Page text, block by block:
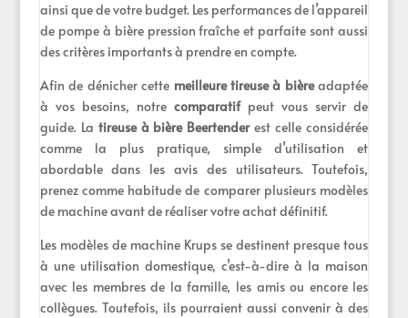
ainsi que de votre budget. Les performances de l’appareil
de pompe à bière pression fraîche et parfaite sont aussi
des critères importants à prendre en compte.
Afin de dénicher cette meilleure tireuse à bièreadaptée
à vos besoins, notre comparatifpeut vous servir de
guide. La tireuse à bière Beertenderest celle considérée
comme la plus pratique, simple d’utilisation et
abordable dans les avis des utilisateurs. Toutefois,
prenez comme habitude de comparer plusieurs modèles
de machine avant de réaliser votre achat définitif.
Les modèles de machine Krups se destinent presque tous
à une utilisation domestique, c’est-à-dire à la maison
avec les membres de la famille, les amis ou encore les
collègues. Toutefois, ils pourraient aussi convenir à des